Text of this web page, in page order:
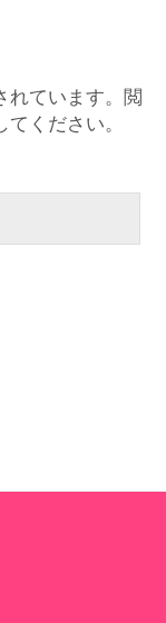
れています。閲
ください。